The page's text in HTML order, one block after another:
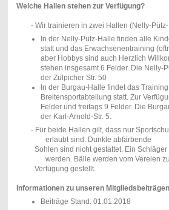
Welche Hallen stehen zur Verfügung?
- Wir trainieren in zwei Hallen (Nelly-
In der Nelly-Pütz-Halle finden alle
statt und das Erwachsenentraining
aber Hobbys sind auch Herzlich
stehen insgesamt 6 Felder. Die Nelly-
der Zülpicher Str. 50
In der Burgau-Halle findet das
Breitensportabteilung statt. Zur
Felder und freitags 9 Felder. Die
der Karl-Arnold-Str. 5.
- Für beide Hallen gilt, dass nur
erlaubt sind. Dunkle abfärbende
Sohlen sind nicht gestattet. Ein
werden. Bälle werden vom Vereien
Verfügung gestellt.
Informationen zu unseren
Beiträge Stand: 01.01.2018